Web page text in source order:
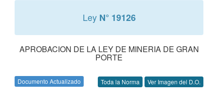
Ley N° 19126
APROBACION DE LA LEY DE MINERIA DE GRAN
PORTE
Documento Actualizado Toda la Norma Ver Imagen del D.O.